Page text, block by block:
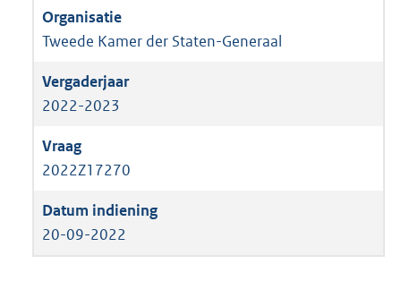
Tweede Kamer der Staten-Generaal
2022-2023
2022Z17270
20-09-2022